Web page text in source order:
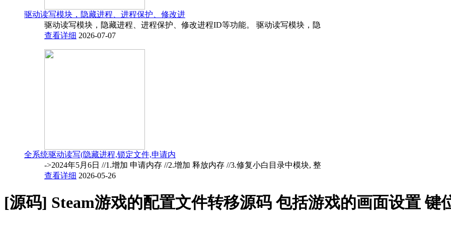
驱动读写模块，隐藏进程、进程保护、修改进
驱动读写模块，隐藏进程、进程保护、修改进程ID等功能。 驱动读写模块，隐
查看详细 2026-07-07
全系统驱动读写(隐藏进程,锁定文件,申请内
->2024年5月6日 //1.增加 申请内存 //2.增加 释放内存 //3.修复小白目录中模块, 整
查看详细 2026-05-26
[源码] Steam游戏的配置文件转移源码 包括游戏的画面设置 键